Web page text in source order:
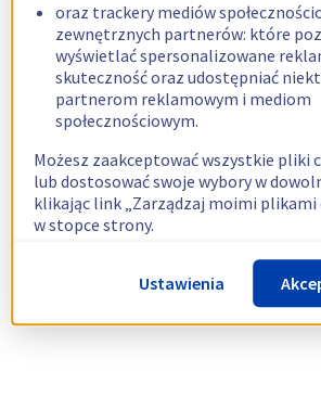
oraz trackery mediów
zewnętrznych partnerów: które
wyświetlać spersonalizowane
skuteczność oraz udostępniać
partnerom reklamowym i mediom
społecznościowym.
Możesz zaakceptować wszystkie pliki
lub dostosować swoje wybory w
klikając link „Zarządzaj moimi plikami
w stopce strony.
Więcej informacji znajdziesz w naszej
dotyczącej wykorzystywania plików
Ustawienia